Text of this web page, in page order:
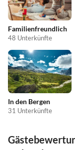
Familienfreundlich
48 Unterkünfte
In den Bergen
31 Unterkünfte